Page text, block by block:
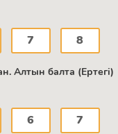
7 8
Алтын балта (Ертегі)
6 7